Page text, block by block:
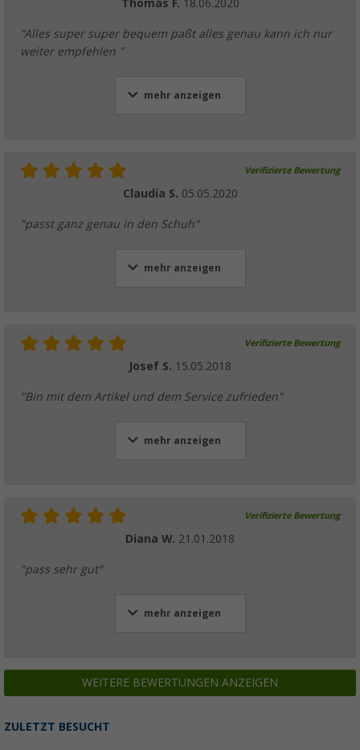
Thomas F. 18.06.2020
"Alles super super bequem paßt alles genau kann ich nur
weiter empfehlen "
mehr anzeigen
Verifizierte Bewertung
Claudia S. 05.05.2020
"passt ganz genau in den Schuh"
mehr anzeigen
Verifizierte Bewertung
Josef S. 15.05.2018
"Bin mit dem Artikel und dem Service zufrieden"
mehr anzeigen
Verifizierte Bewertung
Diana W. 21.01.2018
"pass sehr gut"
mehr anzeigen
WEITERE BEWERTUNGEN ANZEIGEN
ZULETZT BESUCHT